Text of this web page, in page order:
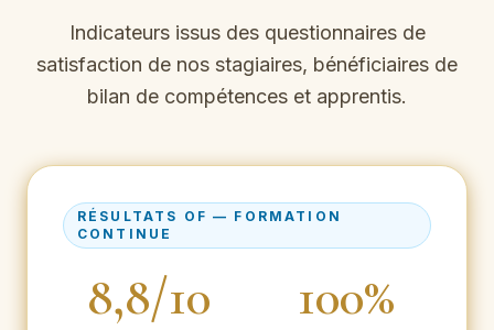
Indicateurs issus des questionnaires de
satisfaction de nos stagiaires, bénéficiaires de
bilan de compétences et apprentis.
RÉSULTATS OF — FORMATION
CONTINUE
8,8/10 100%